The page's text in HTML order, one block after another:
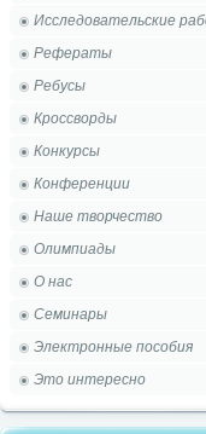
Исследовательские
Рефераты
Ребусы
Кроссворды
Конкурсы
Конференции
Наше творчество
Олимпиады
О нас
Семинары
Электронные пособия
Это интересно